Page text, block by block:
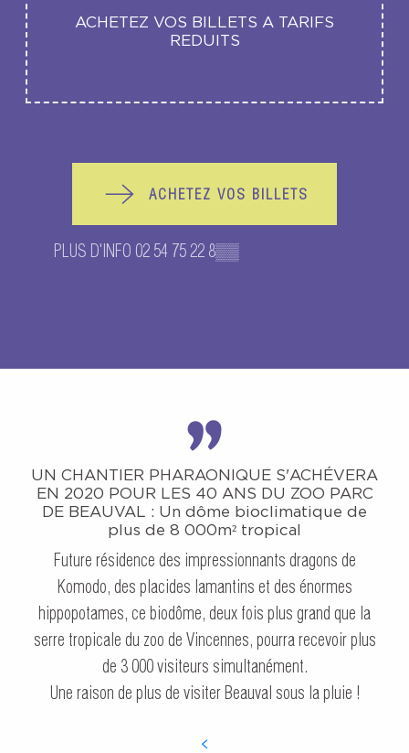
ACHETEZ VOS BILLETS A TARIFS
REDUITS
ACHETEZ VOS BILLETS
PLUS D'INFO 02 54 75 22 8▒▒
UN CHANTIER PHARAONIQUE S'ACHÉVERA
EN 2020 POUR LES 40 ANS DU ZOO PARC
DE BEAUVAL : Un dôme bioclimatique de
plus de 8 000m² tropical
Future résidence des impressionnants dragons de
Komodo, des placides lamantins et des énormes
hippopotames, ce biodôme, deux fois plus grand que la
serre tropicale du zoo de Vincennes, pourra recevoir plus
de 3 000 visiteurs simultanément.
Une raison de plus de visiter Beauval sous la pluie !